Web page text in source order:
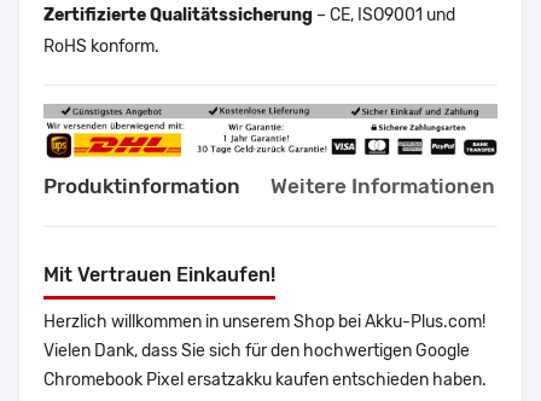
Zertifizierte Qualitätssicherung – CE, ISO9001 und
RoHS konform.
Produktinformation Weitere Informationen
Mit Vertrauen Einkaufen!
Herzlich willkommen in unserem Shop bei Akku-Plus.com!
Vielen Dank, dass Sie sich für den hochwertigen Google
Chromebook Pixel ersatzakku kaufen entschieden haben.